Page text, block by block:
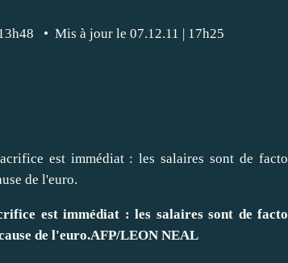
• Mis à jour le 07.12.11 | 17h25
est immédiat : les salaires sont de facto
de l'euro.AFP/LEON NEAL